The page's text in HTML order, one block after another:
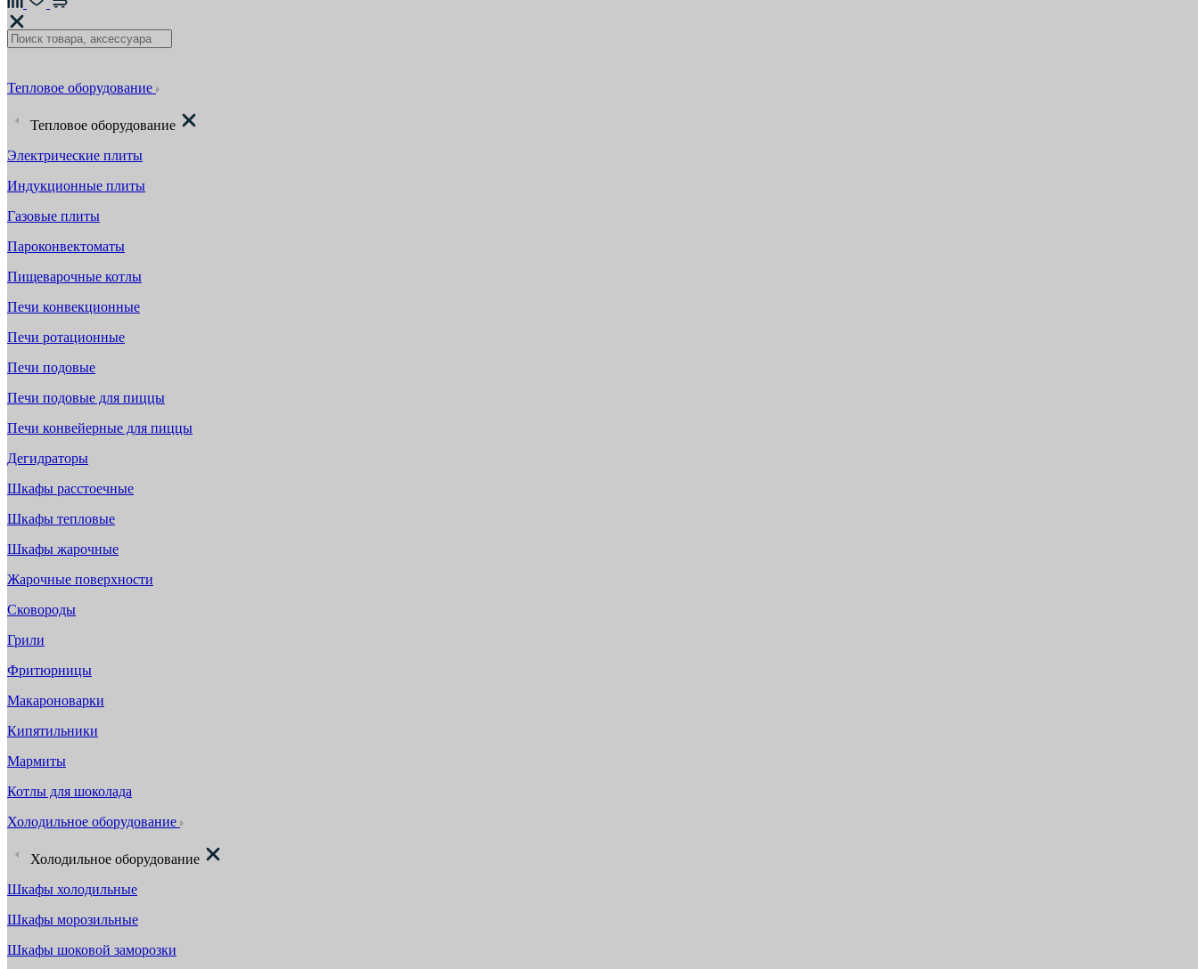
Тепловое оборудование
Тепловое оборудование
Электрические плиты
Индукционные плиты
Газовые плиты
Пароконвектоматы
Пищеварочные котлы
Печи конвекционные
Печи ротационные
Печи подовые
Печи подовые для пиццы
Печи конвейерные для пиццы
Дегидраторы
Шкафы расстоечные
Шкафы тепловые
Шкафы жарочные
Жарочные поверхности
Сковороды
Грили
Фритюрницы
Макароноварки
Кипятильники
Мармиты
Котлы для шоколада
Холодильное оборудование
Холодильное оборудование
Шкафы холодильные
Шкафы морозильные
Шкафы шоковой заморозки